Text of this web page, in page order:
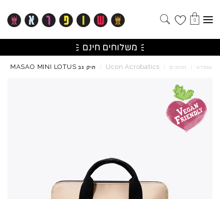
0
שופרא / מותגים /
UconAcrobatics
/ תיק גב MASAO MINI LOTUS